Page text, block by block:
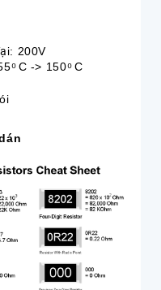
200V
C -> 150 ͦ C